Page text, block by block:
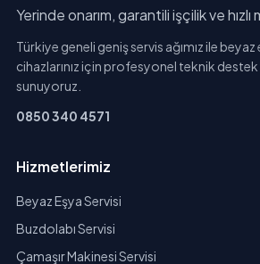
Yerinde onarım, garantili işçilik ve hızlı
Türkiye geneli geniş servis ağımız ile
cihazlarınız için profesyonel teknik destek
sunuyoruz.
0850 340 4571
Hizmetlerimiz
Beyaz Eşya Servisi
Buzdolabı Servisi
Çamaşır Makinesi Servisi